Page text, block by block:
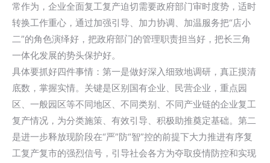
常作为，企业全面复工复产迫切需要政府部门审时度势，适时
转换工作重心，通过加强引导、加力协调、加温服务把“店小
二”的角色演绎好，把政府部门的管理职责担当好，把长三角
一体化发展的势头保护好。
具体要抓好四件事情：第一是做好深入细致地调研，真正摸清
底数，掌握实情。关键是区别国有企业、民营企业，重点园
区、一般园区等不同地区、不同类别、不同产业链的企业复工
复产情况，为分类施策、有效引导、积极助推奠定基础。第二
是进一步释放现阶段在“严”防“智”控的前提下大力推进有序复
工复产复市的强烈信号，引导社会各方为夺取疫情防控和实现